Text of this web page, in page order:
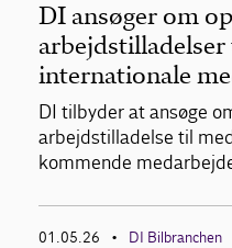
DI ansøger om
internationale
DI tilbyder at ansøge
arbejdstilladelse til
kommende
01.05.26 • DI Bilbranchen